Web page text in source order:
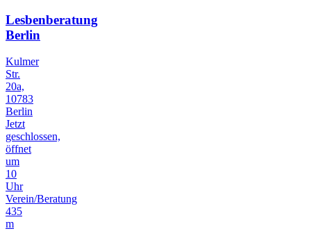
Lesbenberatung
Berlin
Kulmer
Str.
20a,
10783
Berlin
Jetzt
geschlossen,
öffnet
um
10
Uhr
Verein/Beratung
435
m